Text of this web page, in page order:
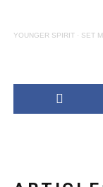
YOUNGER SPIRIT · SET